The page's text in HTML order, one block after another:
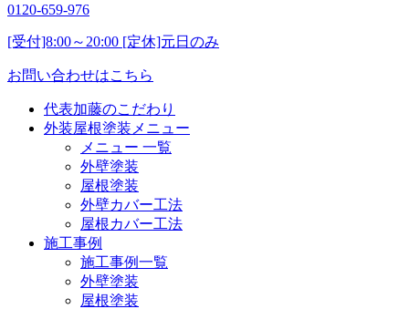
0120-659-976
[受付]8:00～20:00 [定休]元日のみ
お問い合わせはこちら
代表加藤のこだわり
外装屋根塗装メニュー
メニュー 一覧
外壁塗装
屋根塗装
外壁カバー工法
屋根カバー工法
施工事例
施工事例一覧
外壁塗装
屋根塗装